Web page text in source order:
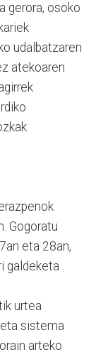
gerora, osoko
udalbatzaren
atekoaren
Gogoratu
eta 28an,
galdeketa
urtea
sistema
arteko